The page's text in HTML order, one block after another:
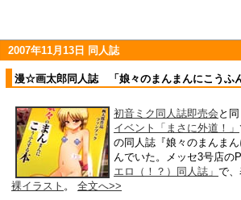
2007年11月13日 同人誌
漫☆画太郎同人誌 「娘々のまんまんにこうふ
初音ミク同人誌即売会 と
イベント「まさに外道！」
の同人誌『娘々のまんま
んでいた。メッセ3号店の
エロ（！？）同人誌」 で
裸イラスト 。 全文へ>>